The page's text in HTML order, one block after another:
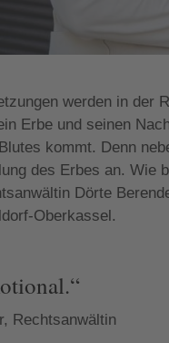
werden in der
Erbe und seinen
kommt. Denn
des Erbes an. Wie
Dörte
Oberkassel.
Rechtsanwältin